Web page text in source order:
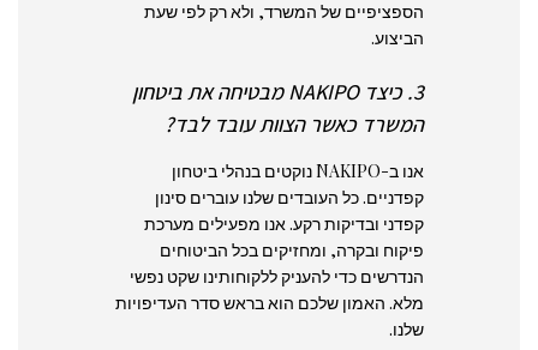
הספציפיים של המשרד, ולא רק לפי שעת
הביצוע.
3. כיצד NAKIPO מבטיחה את ביטחון
המשרד כאשר הצוות עובד לבד?
אנו ב-NAKIPO נוקטים בנהלי ביטחון
קפדניים. כל העובדים שלנו עוברים סינון
קפדני ובדיקות רקע. אנו מפעילים מערכת
פיקוח ובקרה, ומחזיקים בכל הביטוחים
הנדרשים כדי להעניק ללקוחותינו שקט נפשי
מלא. האמון שלכם הוא בראש סדר העדיפויות
שלנו.